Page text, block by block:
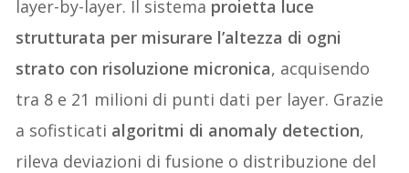
layer-by-layer. Il sistema proietta luce
strutturata per misurare l’altezza di ogni
strato con risoluzione micronica, acquisendo
tra 8 e 21 milioni di punti dati per layer. Grazie
a sofisticati algoritmi di anomaly detection,
rileva deviazioni di fusione o distribuzione del